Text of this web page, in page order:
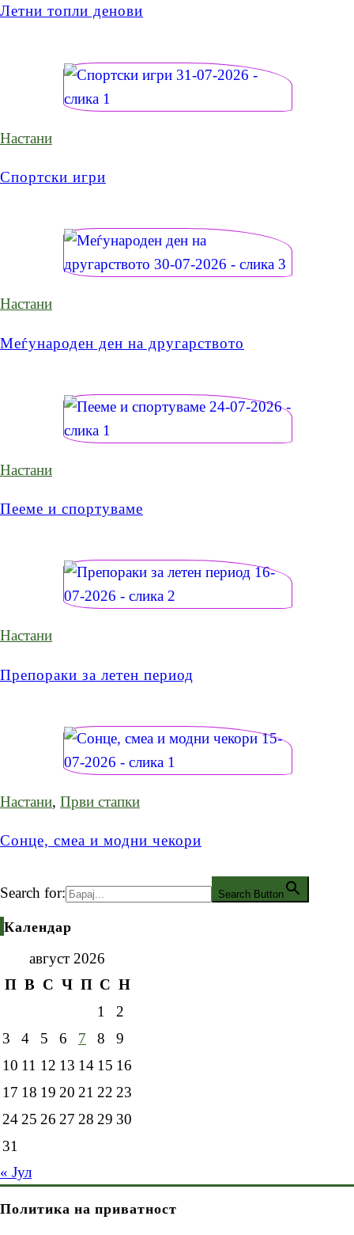
Летни топли денови
Настани
Спортски игри
Настани
Меѓународен ден на другарството
Настани
Пееме и спортуваме
Настани
Препораки за летен период
Настани, Први стапки
Сонце, смеа и модни чекори
Search for: Search Button
Календар
август 2026
П В С Ч П С Н
1
2
3
4 5 6 7 8
9
10 11 12 13 14 15 16
17 18 19 20 21 22 23
2425 26 27 28 29 30
31
« Јул
Политика на приватност